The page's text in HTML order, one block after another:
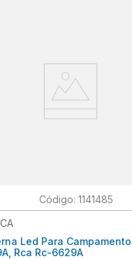
: 1141485
Led Para
Rca Rc-6629A